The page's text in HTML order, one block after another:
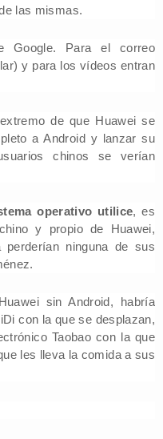
las mismas.
Google. Para el correo
y para los vídeos entran
de que Huawei se
a Android y lanzar su
chinos se verían
operativo utilice, es
y propio de Huawei,
ninguna de sus
sin Android, habría
con la que se desplazan,
Taobao con la que
les lleva la comida a sus